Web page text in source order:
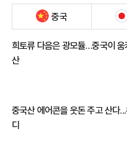
중국
희토류 다음은 광모듈…중국이
산
중국산 에어콘을 웃돈 주고 산다
디